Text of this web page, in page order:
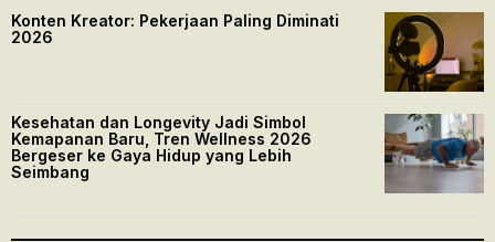
Konten Kreator: Pekerjaan Paling Diminati
2026
Kesehatan dan Longevity Jadi Simbol
Kemapanan Baru, Tren Wellness 2026
Bergeser ke Gaya Hidup yang Lebih
Seimbang